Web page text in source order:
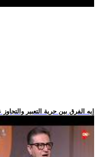
.. إيه الفرق بين حرية التعبير